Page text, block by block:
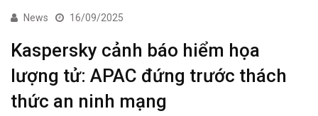
News 16/09/2025
Kaspersky cảnh báo hiểm họa
lượng tử: APAC đứng trước thách
thức an ninh mạng